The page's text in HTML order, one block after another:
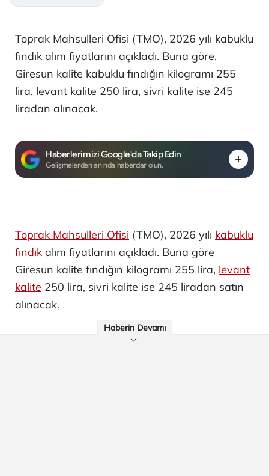
Toprak Mahsulleri Ofisi (TMO), 2026 yılı kabuklu
fındık alım fiyatlarını açıkladı. Buna göre,
Giresun kalite kabuklu fındığın kilogramı 255
lira, levant kalite 250 lira, sivri kalite ise 245
liradan alınacak.
Haberlerimizi Google'da Takip Edin
Gelişmelerden anında haberdar olun.
Toprak Mahsulleri Ofisi (TMO), 2026 yılı kabuklu
fındık alım fiyatlarını açıkladı. Buna göre
Giresun kalite fındığın kilogramı 255 lira, levant
kalite 250 lira, sivri kalite ise 245 liradan satın
alınacak.
Haberin Devamı